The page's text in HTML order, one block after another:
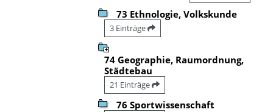
73 Ethnologie, Volkskunde
3 Einträge
74 Geographie, Raumordnung,
Städtebau
21 Einträge
76 Sportwissenschaft